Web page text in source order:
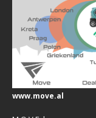
www.move.al